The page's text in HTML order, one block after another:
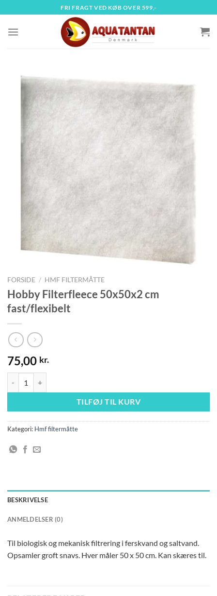
til
indhold
FRI FRAGT VED KØB OVER 599,-
FORSIDE / HMF FILTERMÅTTE
Hobby Filterfleece 50x50x2 cm
fast/flexibelt
75,00 kr.
TILFØJ TIL KURV
Kategori: Hmf filtermåtte
BESKRIVELSE
ANMELDELSER (0)
Til biologisk og mekanisk filtrering i ferskvand og saltvand.
Opsamler groft snavs. Hver måler 50 x 50 cm. Kan skæres til.